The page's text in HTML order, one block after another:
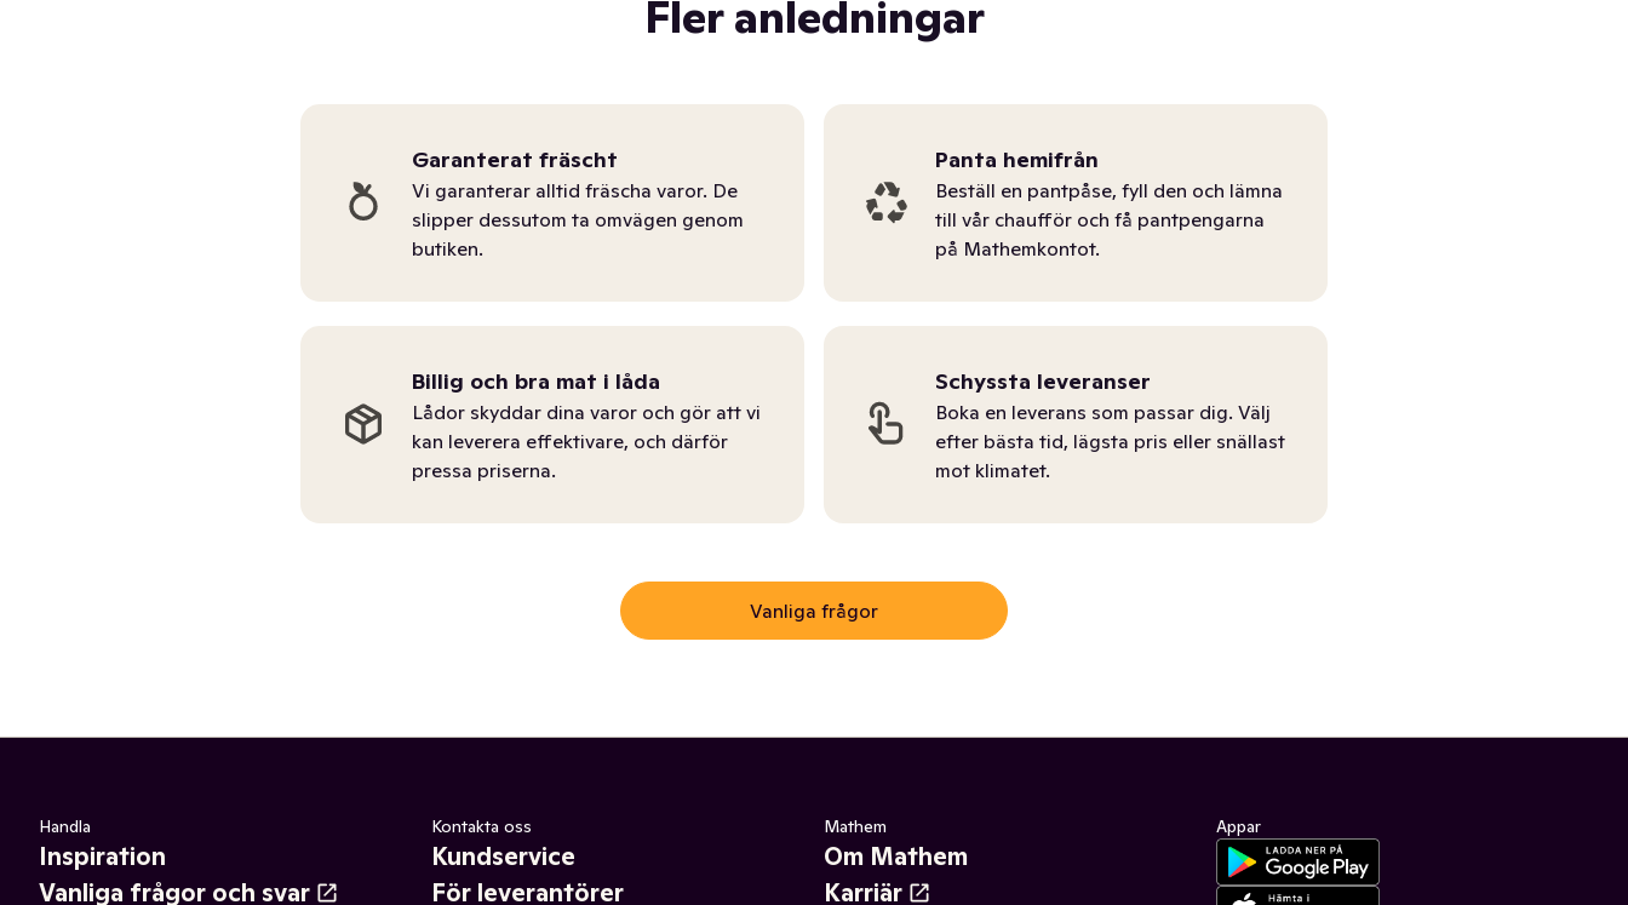
Fler anledningar
Garanterat fräscht
Vi garanterar alltid fräscha varor. De
slipper dessutom ta omvägen genom
butiken.
Panta hemifrån
Beställ en pantpåse, fyll den och lämna
till vår chaufför och få pantpengarna
på Mathemkontot.
Billig och bra mat i låda
Lådor skyddar dina varor och gör att vi
kan leverera effektivare, och därför
pressa priserna.
Schyssta leveranser
Boka en leverans som passar dig. Välj
efter bästa tid, lägsta pris eller snällast
mot klimatet.
Vanliga frågor
Handla
Inspiration
Vanliga frågor och svar
Kontakta oss
Kundservice
För leverantörer
Mathem
Om Mathem
Karriär
Appar